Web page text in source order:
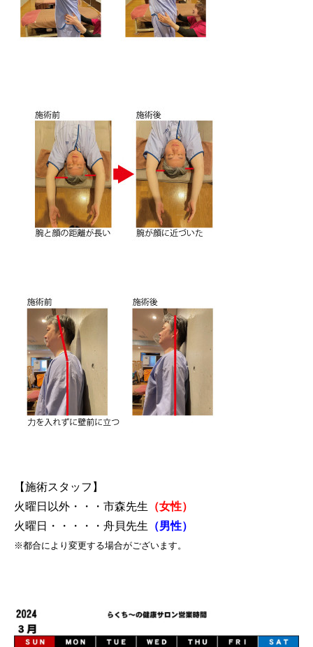
【施術スタッフ】
火曜日以外・・・市森先生 （女性）
火曜日・・・・・舟貝先生 （男性）
※都合により変更する場合がございます。